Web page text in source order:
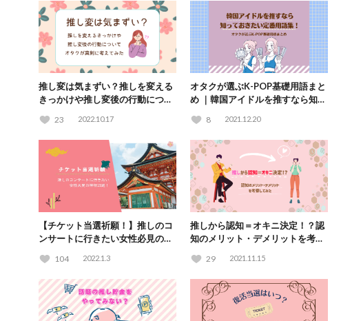
推し変は気まずい？推しを変える
きっかけや推し変後の行動につい
23 2022.10.17
オタクが選ぶK-POP基礎用語まと
め ｜韓国アイドルを推すなら知っ
8 2021.12.20
【チケット当選祈願！】推しのコ
ンサートに行きたい女性必見の神
104 2022.1.3
推しから認知＝オキニ決定！？認
知のメリット・デメリットを考察
29 2021.11.15